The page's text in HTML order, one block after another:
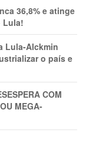
36,8% e atinge
Lula!
Lula-Alckmin
o país e
COM
MEGA-